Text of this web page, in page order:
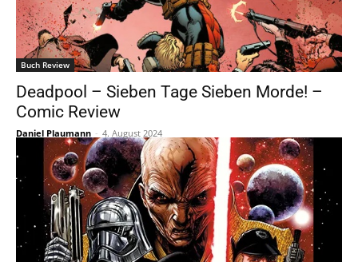
Buch Review
Deadpool – Sieben Tage Sieben Morde! –
Comic Review
Daniel Plaumann - 4. August 2024